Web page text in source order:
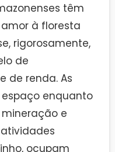
têm
à floresta
rigorosamente,
de
de renda. As
enquanto
e
ocupam